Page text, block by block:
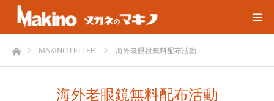
ホームMAKINO LETTER 海外老眼鏡無料配布活動
海外老眼鏡無料配布活動